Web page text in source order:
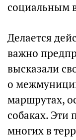
социальным
Делается
важно
высказали
о
маршрутах,
собаках. Эти
многих в